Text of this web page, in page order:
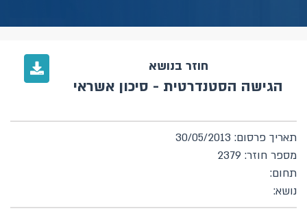
חוזר בנושא
הגישה הסטנדרטית - סיכון אשראי
תאריך פרסום: 30/05/2013
מספר חוזר: 2379
תחום:
נושא: